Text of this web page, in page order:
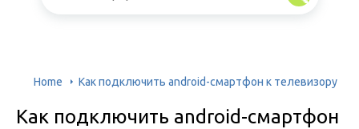
Home Как подключить android-смартфон к телевизору
Как подключить android-смартфон